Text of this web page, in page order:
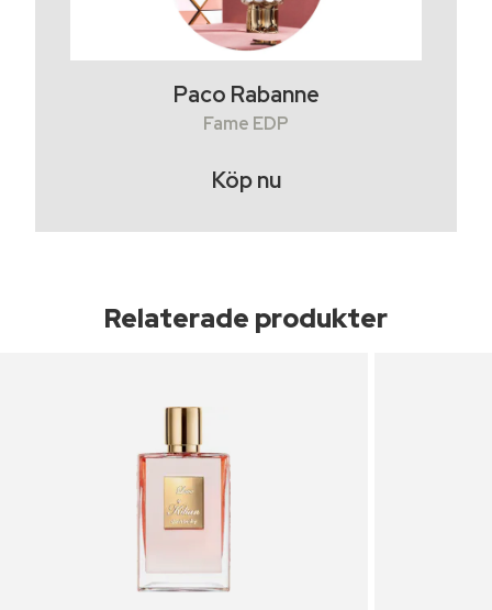
Paco Rabanne
Fame EDP
Köp nu
Relaterade produkter